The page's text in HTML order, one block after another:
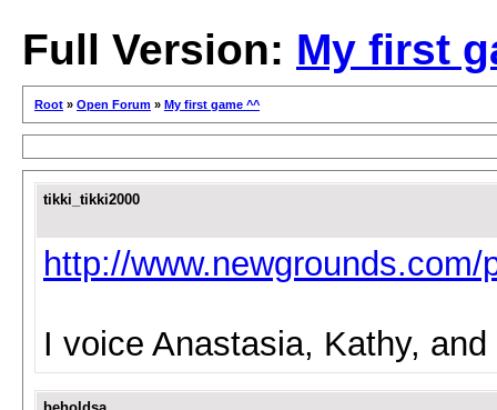
Full Version: My first
Root » Open Forum » My first game ^^
tikki_tikki2000
http://
I voice Anastasia, Kathy,